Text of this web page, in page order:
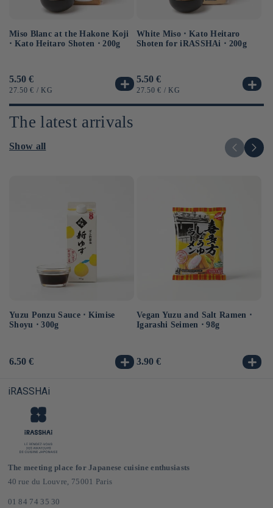
Miso Blanc at the Hakone Koji
⋅ Kato Heitaro Shoten ⋅ 200g
Usual
price
5.50 €
UNIT
27.50 € / BY
KG
White Miso ⋅ Kato Heitaro
Shoten for iRASSHAi ⋅ 200g
Usual
price
5.50 €
UNIT
27.50 € / BY
KG
The latest arrivals
Show all
Yuzu Ponzu Sauce ⋅ Kimise
Shoyu ⋅ 300g
Usual
6.50 €
Vegan Yuzu and Salt Ramen ⋅
Igarashi Seimen ⋅ 98g
Usual
3.90 €
iRASSHAi
The meeting place for Japanese cuisine enthusiasts
40 rue du Louvre, 75001 Paris
01 84 74 35 30